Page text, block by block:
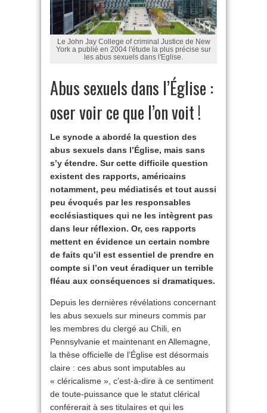
Le John Jay College of criminal Justice de New
York a publié en 2004 l'étude la plus précise sur
les abus sexuels dans l'Eglise.
Abus sexuels dans l’Église :
oser voir ce que l’on voit !
Le synode a abordé la question des
abus sexuels dans l’Église, mais sans
s’y étendre. Sur cette difficile question
existent des rapports, américains
notamment, peu médiatisés et tout aussi
peu évoqués par les responsables
ecclésiastiques qui ne les intègrent pas
dans leur réflexion. Or, ces rapports
mettent en évidence un certain nombre
de faits qu’il est essentiel de prendre en
compte si l’on veut éradiquer un terrible
fléau aux conséquences si dramatiques.
Depuis les dernières révélations concernant
les abus sexuels sur mineurs commis par
les membres du clergé au Chili, en
Pennsylvanie et maintenant en Allemagne,
la thèse officielle de l’Église est désormais
claire : ces abus sont imputables au
« cléricalisme », c’est-à-dire à ce sentiment
de toute-puissance que le statut clérical
conférerait à ses titulaires et qui les